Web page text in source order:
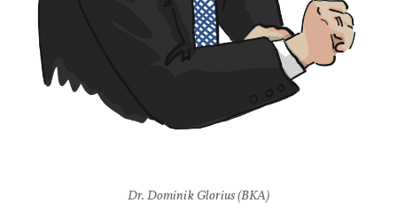
Dr. Dominik Glorius (BKA)